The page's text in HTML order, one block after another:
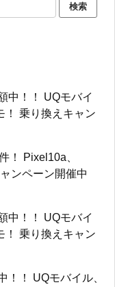
中！！ UQモバイ
！ 乗り換えキャン
！ Pixel10a、
ンペーン開催中
中！！ UQモバイ
！ 乗り換えキャン
！！ UQモバイル、